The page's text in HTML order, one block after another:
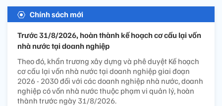
Chính sách mới
Trước 31/8/2026, hoàn thành kế hoạch cơ cấu lại vốn
nhà nước tại doanh nghiệp
Theo đó, khẩn trương xây dựng và phê duyệt Kế hoạch
cơ cấu lại vốn nhà nước tại doanh nghiệp giai đoạn
2026 - 2030 đối với các doanh nghiệp nhà nước, doanh
nghiệp có vốn nhà nước thuộc phạm vi quản lý, hoàn
thành trước ngày 31/8/2026.